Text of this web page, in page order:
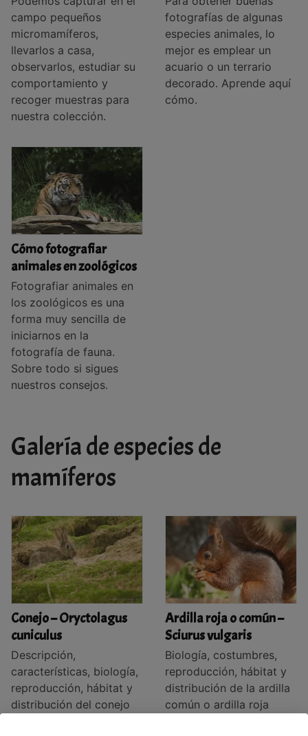
campo pequeños
micromamíferos,
llevarlos a casa,
observarlos, estudiar su
comportamiento y
recoger muestras para
nuestra colección.
fotografías de algunas
especies animales, lo
mejor es emplear un
acuario o un terrario
decorado. Aprende aquí
cómo.
Cómo fotografiar
animales en zoológicos
Fotografiar animales en
los zoológicos es una
forma muy sencilla de
iniciarnos en la
fotografía de fauna.
Sobre todo si sigues
nuestros consejos.
Galería de especies de
mamíferos
Conejo – Oryctolagus
cuniculus
Descripción,
características, biología,
reproducción, hábitat y
distribución del conejo
Ardilla roja o común –
Sciurus vulgaris
Biología, costumbres,
reproducción, hábitat y
distribución de la ardilla
común o ardilla roja